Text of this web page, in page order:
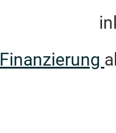
Finanzierung